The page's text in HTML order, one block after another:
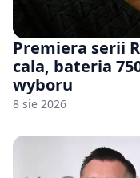
Premiera serii
cala, bateria
wyboru
8 sie 2026